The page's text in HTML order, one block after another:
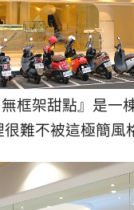
無框架甜點』是一
難不被這極簡風